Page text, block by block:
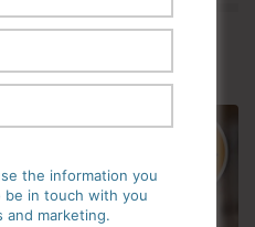
the information you
in touch with you
and marketing.